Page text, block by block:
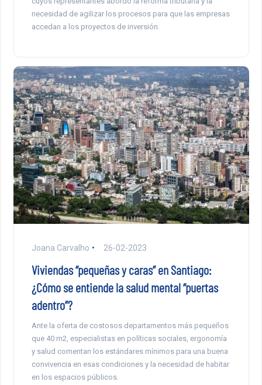
necesidad de agilizar los procesos para que las empresas
accedan a los proyectos de inversión.
Joana Carvalho 26-02-2023
Viviendas “pequeñas y caras” en Santiago:
¿Cómo se entiende la salud mental “puertas
adentro”?
Ante la oferta de costosos departamentos más pequeños
que 40 m2, especialistas en políticas sociales, ergonomía
y salud comentan los estándares mínimos para una buena
convivencia en esas condiciones y la necesidad de habitar
en los espacios públicos.